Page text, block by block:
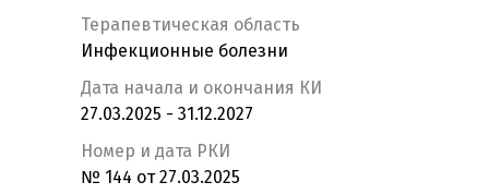
Терапевтическая область
Инфекционные болезни
Дата начала и окончания КИ
27.03.2025 - 31.12.2027
Номер и дата РКИ
№ 144 от 27.03.2025